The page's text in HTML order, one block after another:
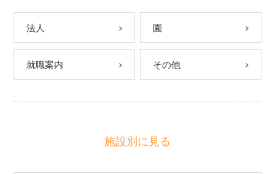
法人 園
就職案内 その他
施設別に見る